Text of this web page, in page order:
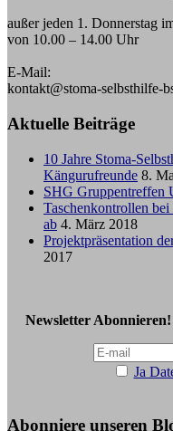
außer jeden 1. Donnerstag
von 10.00 – 14.00 Uhr
E-Mail:
kontakt@stoma-selbsthilfe-
Aktuelle Beiträge
10 Jahre Stoma-
Kängurufreunde 8.
SHG Gruppentreffen
Taschenkontrollen
ab 4. März 2018
Projektpräsentation
2017
Newsletter Abonnieren!
Ja
Abonniere unseren